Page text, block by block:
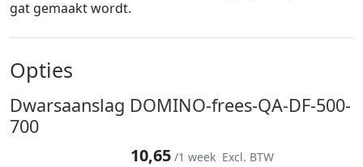
gat gemaakt wordt.
Opties
Dwarsaanslag DOMINO-frees-QA-DF-500-
700
10,65 /1 week Excl. BTW